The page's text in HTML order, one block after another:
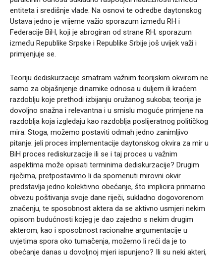
entiteta i središnje vlade. Na osnovi te odredbe daytonskog
Ustava jedno je vrijeme važio sporazum između RH i
Federacije BiH, koji je abrogiran od strane RH; sporazum
između Republike Srpske i Republike Srbije još uvijek važi i
primjenjuje se.
Teoriju dediskurzacije smatram važnim teorijskim okvirom ne
samo za objašnjenje dinamike odnosa u duljem ili kraćem
razdoblju koje prethodi izbijanju oružanog sukoba; teorija je
dovoljno snažna i relevantna i u smislu moguće primjene na
razdoblja koja izgledaju kao razdoblja poslijeratnog političkog
mira. Stoga, možemo postaviti odmah jedno zanimljivo
pitanje: jeli proces implementacije daytonskog okvira za mir u
BiH proces rediskurzacije ili se i taj proces u važnim
aspektima može opisati terminima dediskurzacije? Drugim
riječima, pretpostavimo li da spomenuti mirovni okvir
predstavlja jedno kolektivno obećanje, što implicira primarno
obvezu poštivanja svoje dane riječi, sukladno dogovorenom
značenju, te sposobnost aktera da se aktivno usmjeri nekim
opisom budućnosti kojeg je dao zajedno s nekim drugim
akterom, kao i sposobnost racionalne argumentacije u
uvjetima spora oko tumačenja, možemo li reći da je to
obećanje danas u dovoljnoj mjeri ispunjeno? Ili su neki akteri,